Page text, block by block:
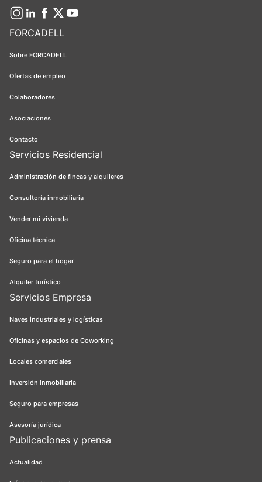
FORCADELL
Sobre FORCADELL
Ofertas de empleo
Colaboradores
Asociaciones
Contacto
Servicios Residencial
Administración de fincas y alquileres
Consultoría inmobiliaria
Vender mi vivienda
Oficina técnica
Seguro para el hogar
Alquiler turístico
Servicios Empresa
Naves industriales y logísticas
Oficinas y espacios de Coworking
Locales comerciales
Inversión inmobiliaria
Seguro para empresas
Asesoría jurídica
Publicaciones y prensa
Actualidad